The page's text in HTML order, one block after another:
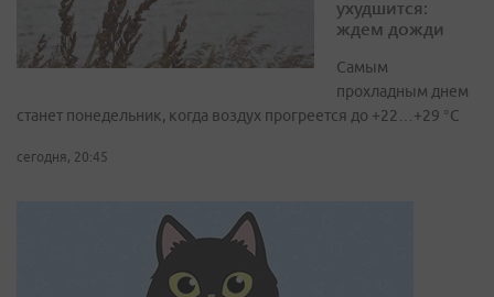
ухудшится:
ждем дожди
Самым
прохладным днем
станет понедельник, когда воздух прогреется до +22…+29 °С
сегодня, 20:45